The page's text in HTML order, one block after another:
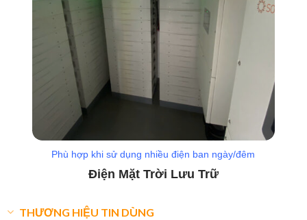
Phù hợp khi sử dụng nhiều điện ban ngày/đêm
Điện Mặt Trời Lưu Trữ
THƯƠNG HIỆU TIN DÙNG